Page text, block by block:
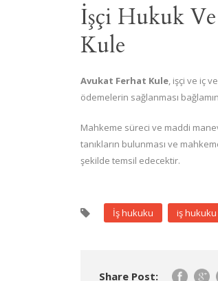
İşçi Hukuk
Kule
Avukat Ferhat Kule, işçi ve iç
ödemelerin sağlanması
Mahkeme süreci ve maddi
tanıkların bulunması ve
şekilde temsil edecektir.
İş hukuku iş hukuku
Share Post: